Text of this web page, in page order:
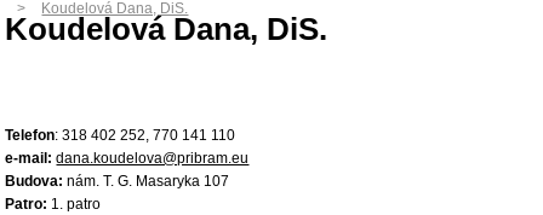
Koudelová Dana, DiS.
Koudelová Dana, DiS.
Telefon: 318 402 252, 770 141 110
e-mail: dana.koudelova@pribram.eu
Budova: nám. T. G. Masaryka 107
Patro: 1. patro